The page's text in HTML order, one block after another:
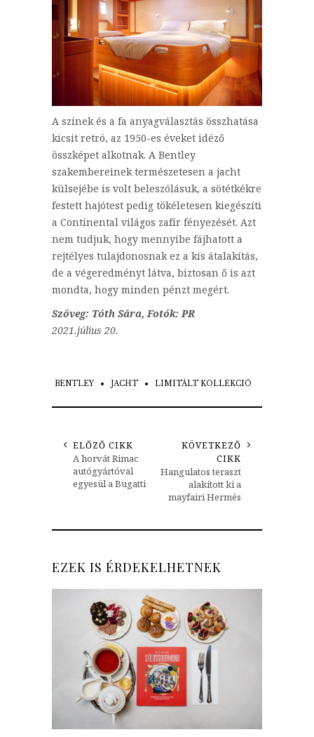
A színek és a fa anyagválasztás összhatása
kicsit retró, az 1950-es éveket idéző
összképet alkotnak. A Bentley
szakembereinek természetesen a jacht
külsejébe is volt beleszólásuk, a sötétkékre
festett hajótest pedig tökéletesen kiegészíti
a Continental világos zafír fényezését. Azt
nem tudjuk, hogy mennyibe fájhatott a
rejtélyes tulajdonosnak ez a kis átalakítás,
de a végeredményt látva, biztosan ő is azt
mondta, hogy minden pénzt megért.
Szöveg: Tóth Sára, Fotók: PR
2021.július 20.
BENTLEY JACHT LIMITÁLT KOLLEKCIÓ
ELŐZŐ CIKK
A horvát Rimac
autógyártóval
egyesül a Bugatti
KÖVETKEZŐ
CIKK
Hangulatos teraszt
alakított ki a
mayfairi Hermés
EZEK IS ÉRDEKELHETNEK